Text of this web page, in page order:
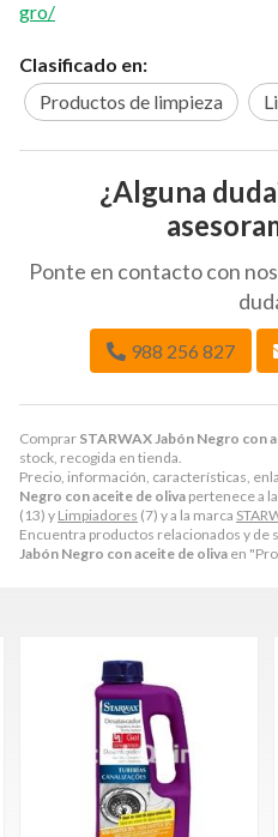
Comprar STARWAX Jabón Negro con
stock, recogida en tienda.
Precio, información, características,
Negro con aceite de oliva pertenece a
(13) y Limpiadores (7) y a la marca
Encuentra productos relacionados y de
Jabón Negro con aceite de oliva en
gro/
Clasificado en:
Productos de limpieza
¿Alguna
Ponte en contacto con
988 256 827